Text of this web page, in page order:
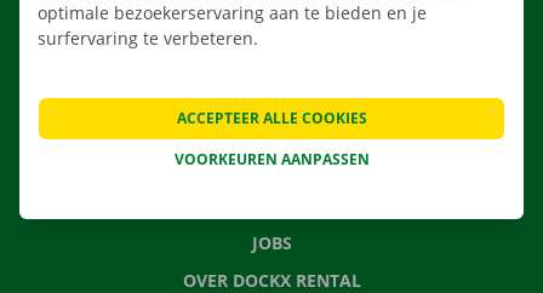
CONTACTEER ONS
VEELGESTELDE VRAGEN
NIEUWS
JOBS
OVER DOCKX RENTAL
optimale bezoekerservaring aan te bieden en je
surfervaring te verbeteren.
VOORKEUREN AANPASSEN
ACCEPTEER ALLE COOKIES